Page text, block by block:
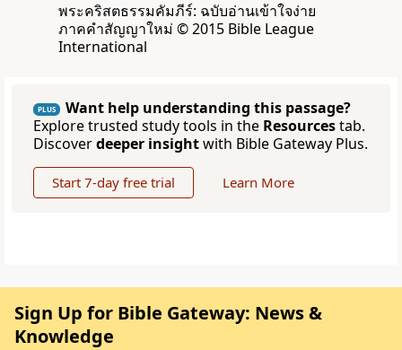
พระคริสตธรรมคัมภีร์: ฉบับอ่านเข้าใจง่าย
ภาคคำสัญญาใหม่ © 2015 Bible League
International
PLUS
Want help understanding this passage?
Explore trusted study tools in the Resourcestab.
Discoverdeeper insightwith Bible Gateway Plus.
Start 7-day free trial Learn More
Sign Up for Bible Gateway: News &
Knowledge